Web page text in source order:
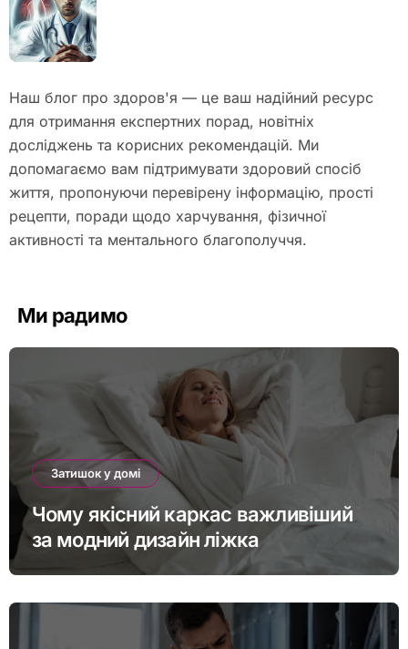
Наш блог про здоров'я — це ваш надійний ресурс
для отримання експертних порад, новітніх
досліджень та корисних рекомендацій. Ми
допомагаємо вам підтримувати здоровий спосіб
життя, пропонуючи перевірену інформацію, прості
рецепти, поради щодо харчування, фізичної
активності та ментального благополуччя.
Ми радимо
Затишок у домі
Чому якісний каркас важливіший
за модний дизайн ліжка